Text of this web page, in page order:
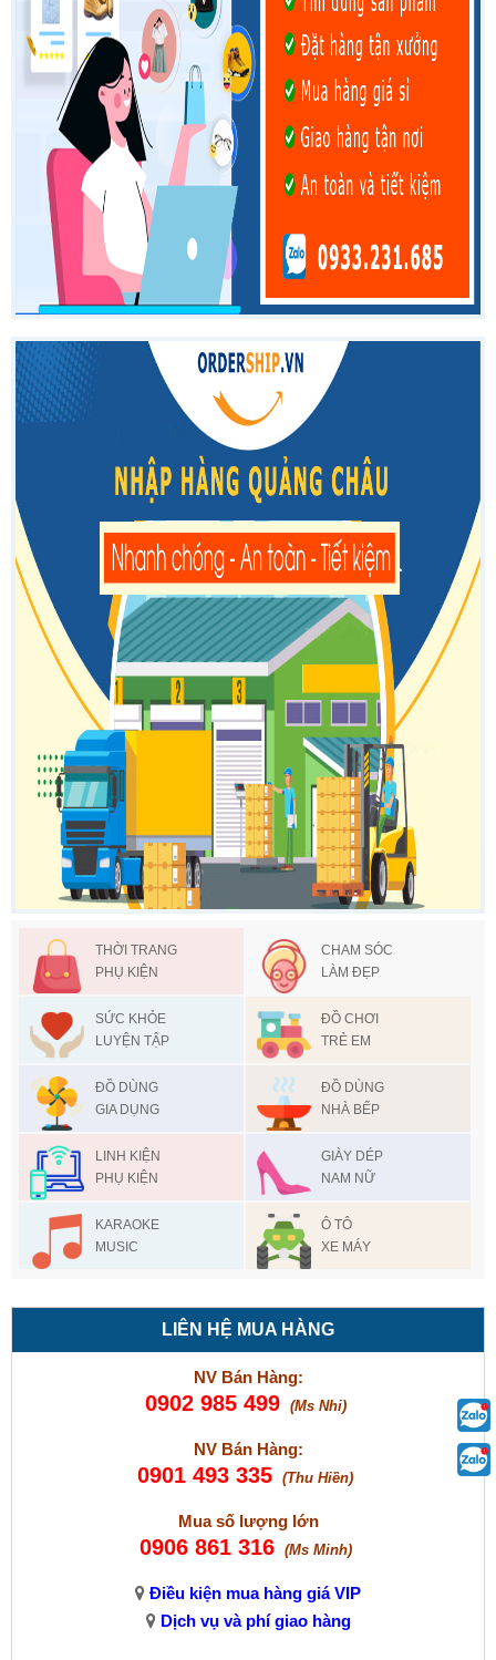
THỜI TRANG
PHỤ KIỆN
CHAM SÓC
LÀM ĐẸP
SỨC KHỎE
LUYỆN TẬP
ĐỒ CHƠI
TRẺ EM
ĐỒ DÙNG
GIA DỤNG
ĐỒ DÙNG
NHÀ BẾP
LINH KIỆN
PHỤ KIỆN
GIÀY DÉP
NAM NỮ
KARAOKE
MUSIC
Ô TÔ
XE MÁY
LIÊN HỆ MUA HÀNG
NV Bán Hàng:
0902 985 499 (Ms Nhi)
NV Bán Hàng:
0901 493 335 (Thu Hiền)
Mua số lượng lớn
0906 861 316 (Ms Minh)
Điều kiện mua hàng giá VIP
Dịch vụ và phí giao hàng